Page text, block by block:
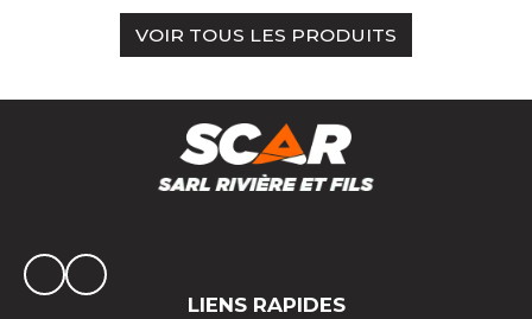
VOIR TOUS LES PRODUITS
LIENS RAPIDES